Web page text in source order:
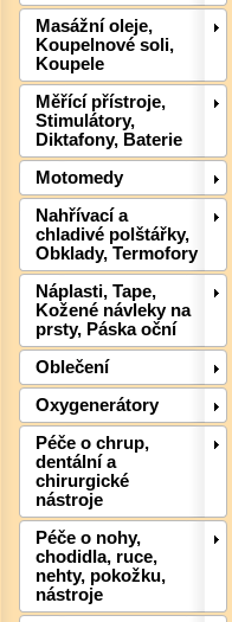
Masážní oleje,
Koupelnové soli,
Koupele
Měřící přístroje,
Stimulátory,
Diktafony, Baterie
Motomedy
Nahřívací a
chladivé polštářky,
Obklady, Termofory
Náplasti, Tape,
Kožené návleky na
prsty, Páska oční
Oblečení
Oxygenerátory
Péče o chrup,
dentální a
chirurgické
nástroje
Péče o nohy,
chodidla, ruce,
nehty, pokožku,
nástroje